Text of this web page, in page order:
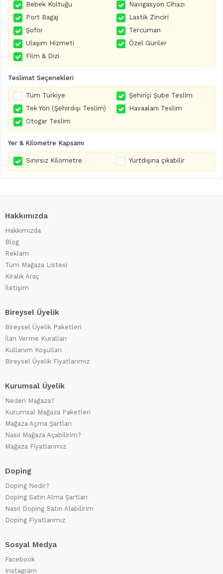
Bebek Koltuğu
Navigasyon Cihazı
Port Bagaj
Lastik Zinciri
Şoför
Tercüman
Ulaşım Hizmeti
Özel Günler
Film & Dizi
Teslimat Seçenekleri
Tüm Türkiye
Şehiriçi Şube Teslim
Tek Yön (Şehirdışı Teslim)
Havaalanı Teslim
Otogar Teslim
Yer & Kilometre Kapsamı
Sınırsız Kilometre Yurtdışına çıkabilir
Hakkımızda
Hakkımızda
Blog
Reklam
Tüm Mağaza Listesi
Kiralık Araç
İletişim
Bireysel Üyelik
Bireysel Üyelik Paketleri
İlan Verme Kuralları
Kullanım Koşulları
Bireysel Üyelik Fiyatlarımız
Kurumsal Üyelik
Neden Mağaza?
Kurumsal Mağaza Paketleri
Mağaza Açma Şartları
Nasıl Mağaza Açabilirim?
Mağaza Fiyatlarımız
Doping
Doping Nedir?
Doping Satın Alma Şartları
Nasıl Doping Satın Alabilirim
Doping Fiyatlarımız
Sosyal Medya
Facebook
Instagram